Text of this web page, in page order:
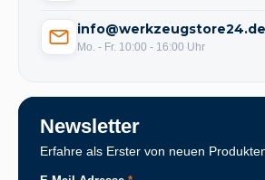
info@werkzeugstore24.de
Mo. - Fr. 10:00 - 16:00 Uhr
Newsletter
Erfahre als Erster von neuen